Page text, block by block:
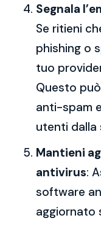
Segnala
Se ritieni
phishing o
tuo
Questo
anti-spam
utenti dalla
Mantieni
antivirus:
software
aggiornato